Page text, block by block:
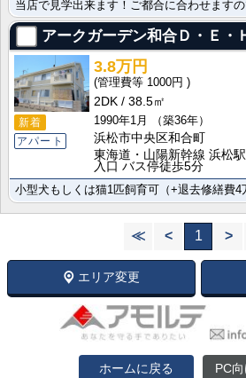
アークガーデン和合Ｄ・Ｅ・
新着
アパート
3.8万円
1000円
2DK
38.5㎡
1990年1月
（築36年）
浜松市中央区和合町
東海道・山陽新幹線 浜松
入口 バス停徒歩5分
≪ < 1 >
エリア変更
ホームに戻る PC